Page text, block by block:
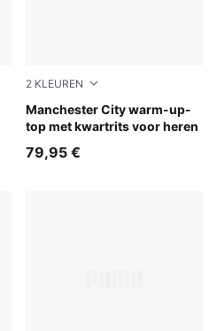
2 KLEUREN
Manchester City warm-up-
top met kwartrits voor heren
PUMA Black-Archive Gold
79,95 €